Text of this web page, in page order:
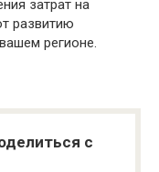
затрат на
развитию
регионе.
с